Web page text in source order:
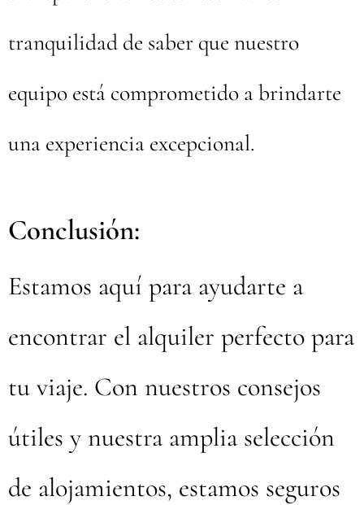
tranquilidad de saber que nuestro
equipo está comprometido a brindarte
una experiencia excepcional.
Conclusión:
Estamos aquí para ayudarte a
encontrar el alquiler perfecto para
tu viaje. Con nuestros consejos
útiles y nuestra amplia selección
de alojamientos, estamos seguros